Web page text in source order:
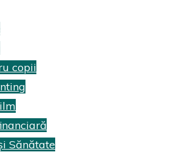
copii
Sănătate